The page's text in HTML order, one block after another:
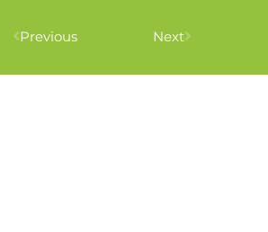
Previous Next